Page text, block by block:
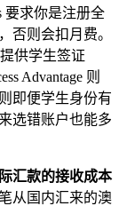
要求你是注册全
否则会扣月费。
供学生签证
Advantage 则
即便学生身份有
选错账户也能多
汇款的接收成本
从国内汇来的澳